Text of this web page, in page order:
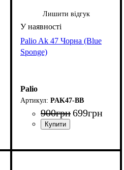
Лишити відгук
Palio Ak 47 Чорна (Blue
Sponge)
Palio
PAK47-BB
900грн699грн